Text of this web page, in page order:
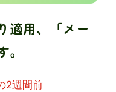
適用、「メー
週間前